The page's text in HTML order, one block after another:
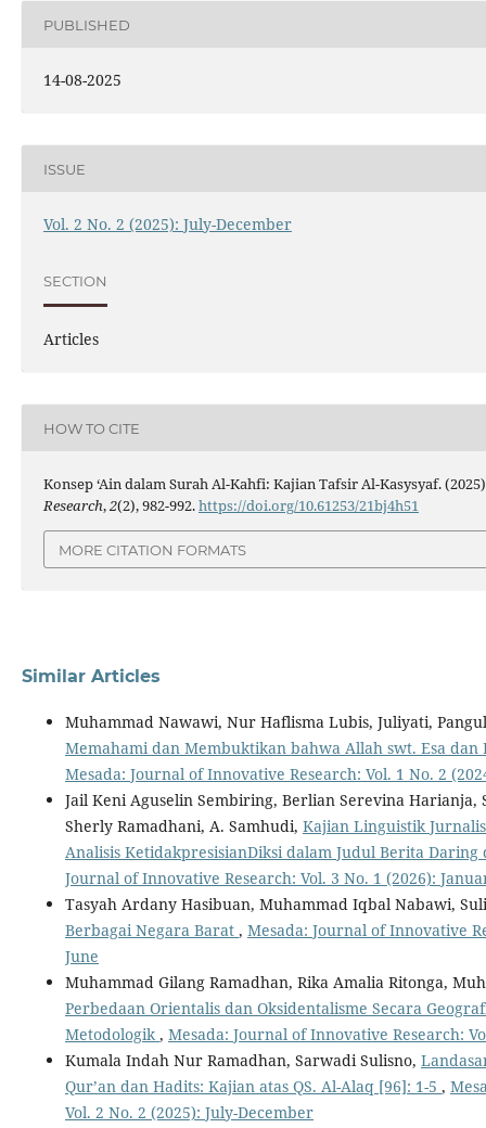
PUBLISHED
14-08-2025
ISSUE
Vol. 2 No. 2 (2025): July-December
SECTION
Articles
HOW TO CITE
Konsep ‘Ain dalam Surah Al-Kahfi: Kajian Tafsir Al-Kasysyaf.
Research,2(2), 982-992.https://doi.org/10.61253/21bj4h51
MORE CITATION FORMATS
Similar Articles
Muhammad Nawawi, Nur Haflisma Lubis, Juliyati,
Memahami dan Membuktikan bahwa Allah swt. Esa
Mesada: Journal of Innovative Research: Vol. 1 No. 2
Jail Keni Aguselin Sembiring, Berlian Serevina
Sherly Ramadhani, A. Samhudi, Kajian Linguistik
Analisis KetidakpresisianDiksi dalam Judul Berita
Journal of Innovative Research: Vol. 3 No. 1 (2026):
Tasyah Ardany Hasibuan, Muhammad Iqbal Nabawi,
Berbagai Negara Barat , Mesada: Journal of Innovative
June
Muhammad Gilang Ramadhan, Rika Amalia Ritonga,
Perbedaan Orientalis dan Oksidentalisme Secara
Metodologik , Mesada: Journal of Innovative Research:
Kumala Indah Nur Ramadhan, Sarwadi Sulisno,
Qur’an dan Hadits: Kajian atas QS. Al-Alaq [96]: 1-5 ,
Vol. 2 No. 2 (2025): July-December